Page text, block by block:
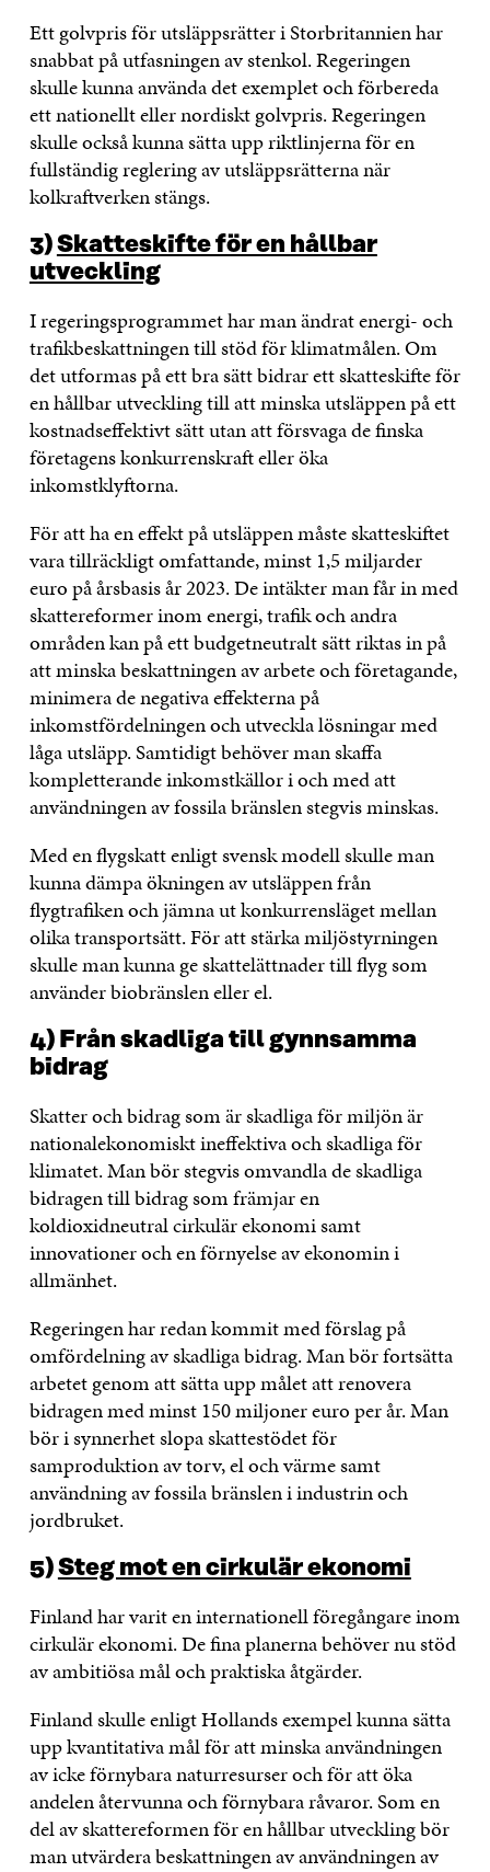
Ett golvpris för utsläppsrätter i Storbritannien har
snabbat på utfasningen av stenkol. Regeringen
skulle kunna använda det exemplet och förbereda
ett nationellt eller nordiskt golvpris. Regeringen
skulle också kunna sätta upp riktlinjerna för en
fullständig reglering av utsläppsrätterna när
kolkraftverken stängs.
3)Skatteskifte för en hållbar
utveckling
I regeringsprogrammet har man ändrat energi- och
trafikbeskattningen till stöd för klimatmålen. Om
det utformas på ett bra sätt bidrar ett skatteskifte för
en hållbar utveckling till att minska utsläppen på ett
kostnadseffektivt sätt utan att försvaga de finska
företagens konkurrenskraft eller öka
inkomstklyftorna.
För att ha en effekt på utsläppen måste skatteskiftet
vara tillräckligt omfattande, minst 1,5 miljarder
euro på årsbasis år 2023. De intäkter man får in med
skattereformer inom energi, trafik och andra
områden kan på ett budgetneutralt sätt riktas in på
att minska beskattningen av arbete och företagande,
minimera de negativa effekterna på
inkomstfördelningen och utveckla lösningar med
låga utsläpp. Samtidigt behöver man skaffa
kompletterande inkomstkällor i och med att
användningen av fossila bränslen stegvis minskas.
Med en flygskatt enligt svensk modell skulle man
kunna dämpa ökningen av utsläppen från
flygtrafiken och jämna ut konkurrensläget mellan
olika transportsätt. För att stärka miljöstyrningen
skulle man kunna ge skattelättnader till flyg som
använder biobränslen eller el.
4) Från skadliga till gynnsamma
bidrag
Skatter och bidrag som är skadliga för miljön är
nationalekonomiskt ineffektiva och skadliga för
klimatet. Man bör stegvis omvandla de skadliga
bidragen till bidrag som främjar en
koldioxidneutral cirkulär ekonomi samt
innovationer och en förnyelse av ekonomin i
allmänhet.
Regeringen har redan kommit med förslag på
omfördelning av skadliga bidrag. Man bör fortsätta
arbetet genom att sätta upp målet att renovera
bidragen med minst 150 miljoner euro per år. Man
bör i synnerhet slopa skattestödet för
samproduktion av torv, el och värme samt
användning av fossila bränslen i industrin och
jordbruket.
5)Steg mot en cirkulär ekonomi
Finland har varit en internationell föregångare inom
cirkulär ekonomi. De fina planerna behöver nu stöd
av ambitiösa mål och praktiska åtgärder.
Finland skulle enligt Hollands exempel kunna sätta
upp kvantitativa mål för att minska användningen
av icke förnybara naturresurser och för att öka
andelen återvunna och förnybara råvaror. Som en
del av skattereformen för en hållbar utveckling bör
man utvärdera beskattningen av användningen av